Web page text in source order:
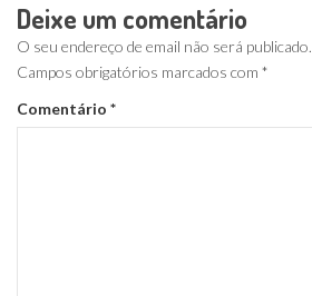
Deixe um comentário
O seu endereço de email não será publicado.
Campos obrigatórios marcados com *
Comentário *